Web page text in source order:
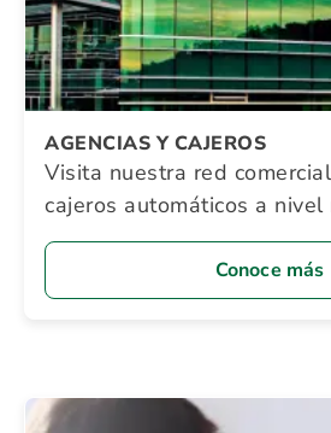
AGENCIAS Y CAJEROS
Visita nuestra red
cajeros automáticos a nivel
Conoce más